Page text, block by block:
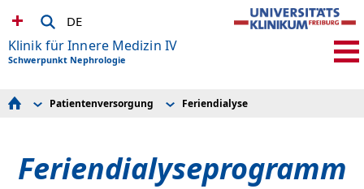
DE
Klinik für Innere Medizin IV
Schwerpunkt Nephrologie
Aufnahmemanagement
Zentrum für Genetische Nierenerkrankungen
Patientenversorgung
Feriendialyse
Ambulanzen
Feriendialyse
Feriendialyseprogramm